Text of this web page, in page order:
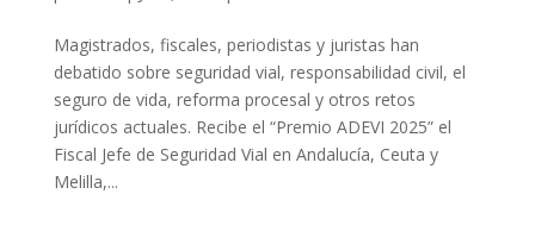
Magistrados, fiscales, periodistas y juristas han
debatido sobre seguridad vial, responsabilidad civil, el
seguro de vida, reforma procesal y otros retos
jurídicos actuales. Recibe el “Premio ADEVI 2025” el
Fiscal Jefe de Seguridad Vial en Andalucía, Ceuta y
Melilla,...